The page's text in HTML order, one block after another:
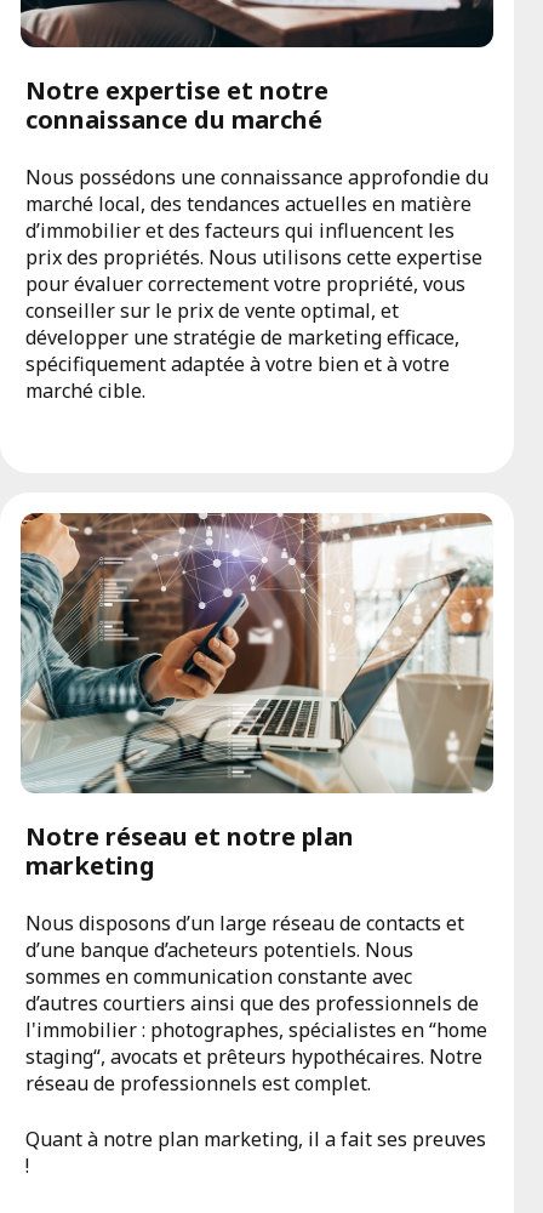
Notre expertise et notre
connaissance du marché
Nous possédons une connaissance approfondie du
marché local, des tendances actuelles en matière
d’immobilier et des facteurs qui influencent les
prix des propriétés. Nous utilisons cette expertise
pour évaluer correctement votre propriété, vous
conseiller sur le prix de vente optimal, et
développer une stratégie de marketing efficace,
spécifiquement adaptée à votre bien et à votre
marché cible.
Notre réseau et notre plan
marketing
Nous disposons d’un large réseau de contacts et
d’une banque d’acheteurs potentiels. Nous
sommes en communication constante avec
d’autres courtiers ainsi que des professionnels de
l'immobilier : photographes, spécialistes en “home
staging“, avocats et prêteurs hypothécaires. Notre
réseau de professionnels est complet.
Quant à notre plan marketing, il a fait ses preuves
!